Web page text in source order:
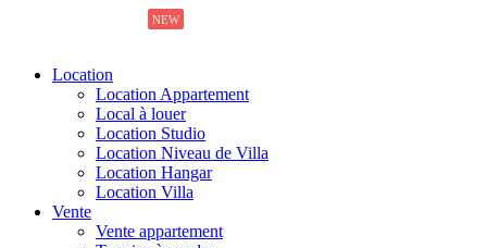
Location
Location Appartement
Local à louer
Location Studio
Location Niveau de Villa
Location Hangar
Location Villa
Vente
Vente appartement
NEW
NEW
NEW
NEW